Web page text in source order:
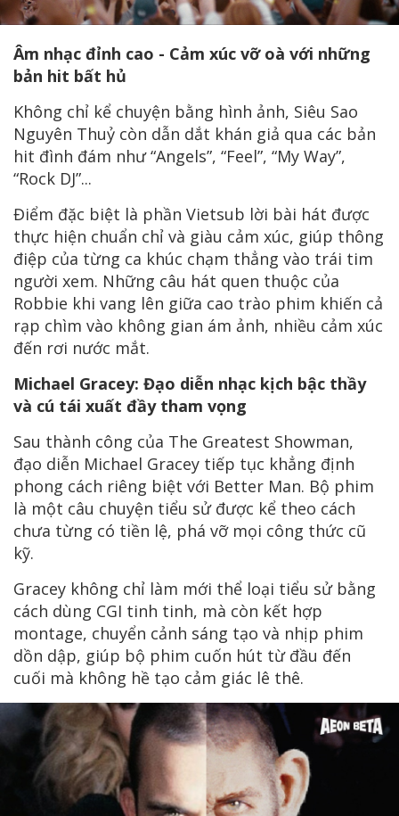
Âm nhạc đỉnh cao - Cảm xúc vỡ oà với những
bản hit bất hủ
Không chỉ kể chuyện bằng hình ảnh, Siêu Sao
Nguyên Thuỷ còn dẫn dắt khán giả qua các bản
hit đình đám như “Angels”, “Feel”, “My Way”,
“Rock DJ”...
Điểm đặc biệt là phần Vietsub lời bài hát được
thực hiện chuẩn chỉ và giàu cảm xúc, giúp thông
điệp của từng ca khúc chạm thẳng vào trái tim
người xem. Những câu hát quen thuộc của
Robbie khi vang lên giữa cao trào phim khiến cả
rạp chìm vào không gian ám ảnh, nhiều cảm xúc
đến rơi nước mắt.
Michael Gracey: Đạo diễn nhạc kịch bậc thầy
và cú tái xuất đầy tham vọng
Sau thành công của The Greatest Showman,
đạo diễn Michael Gracey tiếp tục khẳng định
phong cách riêng biệt với Better Man. Bộ phim
là một câu chuyện tiểu sử được kể theo cách
chưa từng có tiền lệ, phá vỡ mọi công thức cũ
kỹ.
Gracey không chỉ làm mới thể loại tiểu sử bằng
cách dùng CGI tinh tinh, mà còn kết hợp
montage, chuyển cảnh sáng tạo và nhịp phim
dồn dập, giúp bộ phim cuốn hút từ đầu đến
cuối mà không hề tạo cảm giác lê thê.